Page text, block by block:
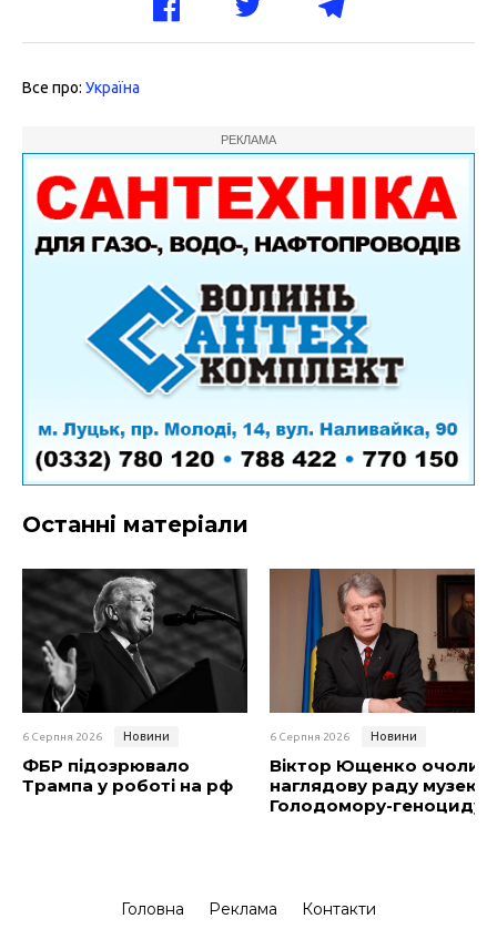
Все про: Україна
РЕКЛАМА
Останні матеріали
6 Серпня 2026 Новини
ФБР підозрювало
Трампа у роботі на рф
6 Серпня 2026 Новини
Віктор Ющенко очолив
наглядову раду музею
Голодомору-геноциду
Головна Реклама Контакти